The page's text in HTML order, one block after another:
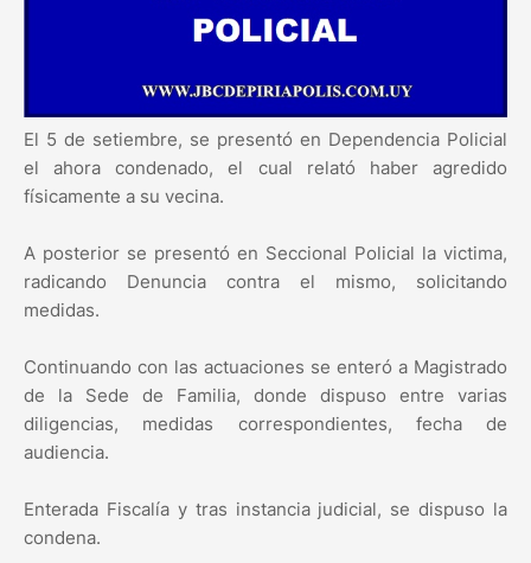
El 5 de setiembre, se presentó en Dependencia Policial
el ahora condenado, el cual relató haber agredido
físicamente a su vecina.
A posterior se presentó en Seccional Policial la victima,
radicando Denuncia contra el mismo, solicitando
medidas.
Continuando con las actuaciones se enteró a Magistrado
de la Sede de Familia, donde dispuso entre varias
diligencias, medidas correspondientes, fecha de
audiencia.
Enterada Fiscalía y tras instancia judicial, se dispuso la
condena.